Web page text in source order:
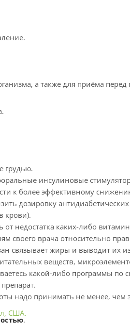
а также для приёма
грудью.
инсулиновые
к более эффективному
дозировку антидиабетических
крови).
от недостатка каких-либо
своего врача относительно
связывает жиры и выводит их
веществ,
какой-либо программы по
надо принимать не менее, чем
.
США.